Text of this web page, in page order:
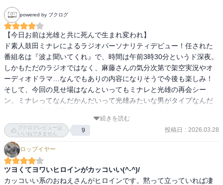
powered by ブクログ
【今日お前は光雄と共に死んで生まれ変われ】
ド素人鼓田ミナレによるラジオパーソナリティデビュー！任された
番組名は『波よ聞いてくれ』で、時間は午前3時30分というド深夜。
しかもただのラジオではなく、麻藤さんの気分次第で架空実況やオ
ーディオドラマ…なんでもありの内容になりそうで今後も楽しみ！
そして、今回の見せ場はなんといってもミナレと光雄の再会シー
ン。ミナレってなんだかんだいって光雄みたいな男がタイプなんだ
だぞ！」と固唾を呑んで見守ってた。
続きを読む
ブクログレビューは
いいねできません
9 投稿日 : 2026.03.28
ロップイヤー
ツヨくてヨワいヒロインがカッコいい(^-^)/
カッコいい系のおねえさんがヒロインです。黙って立っていれば凄